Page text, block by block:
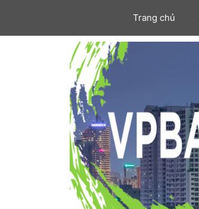
Trang chủ